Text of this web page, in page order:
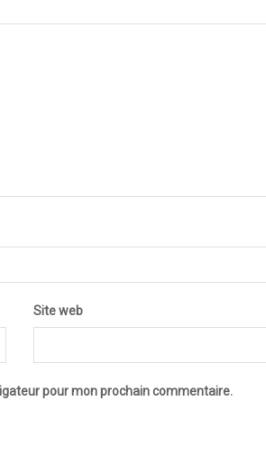
Site web
pour mon prochain commentaire.